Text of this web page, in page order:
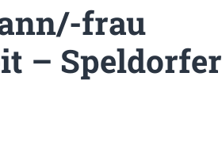
frau
– Speldorfer